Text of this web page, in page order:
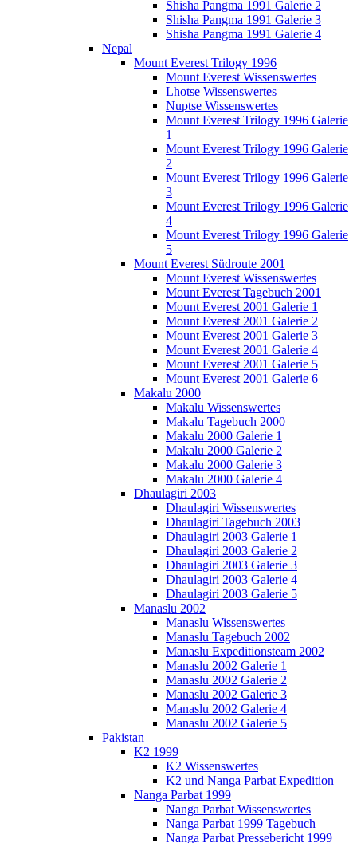
Shisha Pangma 1991 Galerie 2
Shisha Pangma 1991 Galerie 3
Shisha Pangma 1991 Galerie 4
Nepal
Mount Everest Trilogy 1996
Mount Everest Wissenswertes
Lhotse Wissenswertes
Nuptse Wissenswertes
Mount Everest Trilogy 1996 Galerie
1
Mount Everest Trilogy 1996 Galerie
2
Mount Everest Trilogy 1996 Galerie
3
Mount Everest Trilogy 1996 Galerie
4
Mount Everest Trilogy 1996 Galerie
5
Mount Everest Südroute 2001
Mount Everest Wissenswertes
Mount Everest Tagebuch 2001
Mount Everest 2001 Galerie 1
Mount Everest 2001 Galerie 2
Mount Everest 2001 Galerie 3
Mount Everest 2001 Galerie 4
Mount Everest 2001 Galerie 5
Mount Everest 2001 Galerie 6
Makalu 2000
Makalu Wissenswertes
Makalu Tagebuch 2000
Makalu 2000 Galerie 1
Makalu 2000 Galerie 2
Makalu 2000 Galerie 3
Makalu 2000 Galerie 4
Dhaulagiri 2003
Dhaulagiri Wissenswertes
Dhaulagiri Tagebuch 2003
Dhaulagiri 2003 Galerie 1
Dhaulagiri 2003 Galerie 2
Dhaulagiri 2003 Galerie 3
Dhaulagiri 2003 Galerie 4
Dhaulagiri 2003 Galerie 5
Manaslu 2002
Manaslu Wissenswertes
Manaslu Tagebuch 2002
Manaslu Expeditionsteam 2002
Manaslu 2002 Galerie 1
Manaslu 2002 Galerie 2
Manaslu 2002 Galerie 3
Manaslu 2002 Galerie 4
Manaslu 2002 Galerie 5
Pakistan
K2 1999
K2 Wissenswertes
K2 und Nanga Parbat Expedition
Nanga Parbat 1999
Nanga Parbat Wissenswertes
Nanga Parbat 1999 Tagebuch
Nanga Parbat Pressebericht 1999